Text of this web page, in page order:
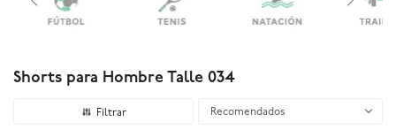
Shorts para Hombre Talle 034
Recomendados